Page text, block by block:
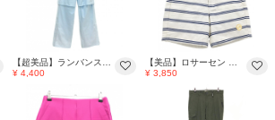
【超美品】ランバンスポール レインパンツ ライトブルー ひざ上メッシュ裏地 ウエストゴム レディース 36(S) ゴルフウェア LANVIN SPORT
¥ 4,400
【美品】ロサーセン ショートパンツ 白×ネイビー ボーダー ワッペン レディース M ゴルフウェア Rosasen
¥ 3,850